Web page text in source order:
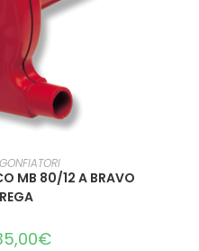
GONFIATORI
MB 80/12 A BRAVO
€